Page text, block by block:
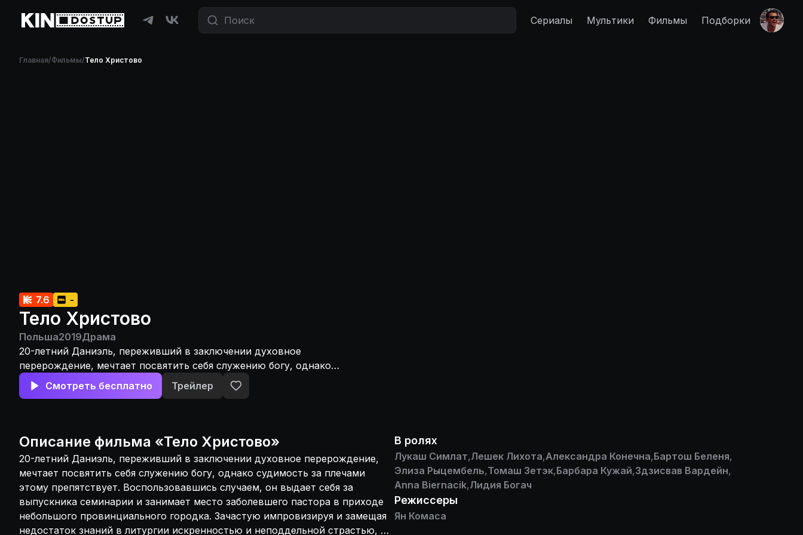
Сериалы Мультики Фильмы Подборки
Главная/Фильмы/Тело Христово
7.6 -
Тело Христово
Польша2019Драма
20-летний Даниэль, переживший в заключении духовное
перерождение, мечтает посвятить себя служению богу, однако
судимость за плечами этому препятствует. Воспользовавшись
случаем, он выдает себя за выпускника семинарии и занимает
недостаток знаний в литургии искренностью и неподдельной
страстью, он невольно становится центром притяжения и
умиротворения для местной паствы, расколотой и разобщенной
вследствие недавней трагедии. Но ни одно доброе дело не
остается безнаказанным.
Смотреть бесплатно Трейлер
Описание фильма «Тело Христово»
20-летний Даниэль, переживший в заключении духовное перерождение,
мечтает посвятить себя служению богу, однако судимость за плечами
этому препятствует. Воспользовавшись случаем, он выдает себя за
выпускника семинарии и занимает место заболевшего пастора в приходе
небольшого провинциального городка. Зачастую импровизируя и замещая
недостаток знаний в литургии искренностью и неподдельной страстью, он
В ролях
Лукаш Симлат,Лешек Лихота,Александра Конечна,Бартош Беленя,
Элиза Рыцембель,Томаш Зетэк,Барбара Кужай,Здзисвав Вардейн,
Anna Biernacik,Лидия Богач
Режиссеры
Ян Комаса